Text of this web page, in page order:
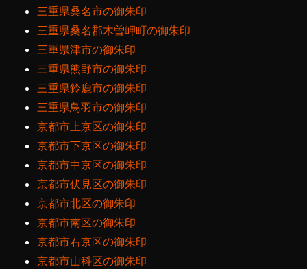
三重県桑名市の御朱印
三重県桑名郡木曽岬町の御朱印
三重県津市の御朱印
三重県熊野市の御朱印
三重県鈴鹿市の御朱印
三重県鳥羽市の御朱印
京都市上京区の御朱印
京都市下京区の御朱印
京都市中京区の御朱印
京都市伏見区の御朱印
京都市北区の御朱印
京都市南区の御朱印
京都市右京区の御朱印
京都市山科区の御朱印